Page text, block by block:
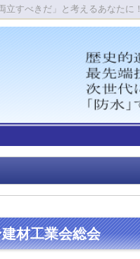
すべきだ」と考えるあなたに！
材工業会総会